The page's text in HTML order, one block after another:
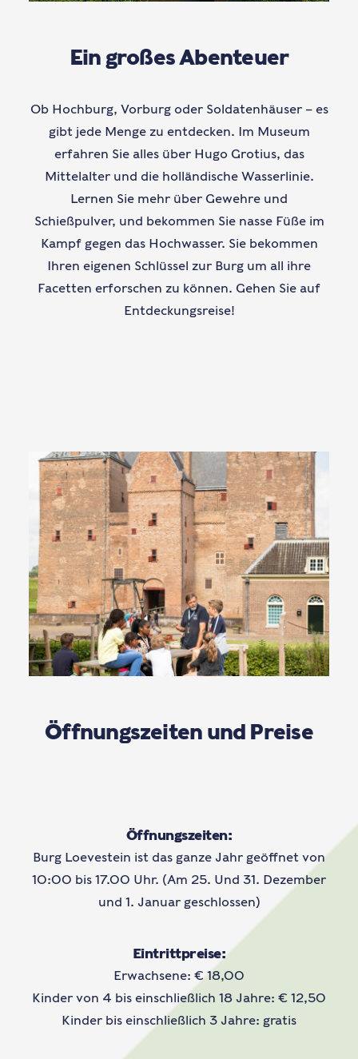
Ein großes Abenteuer
Ob Hochburg, Vorburg oder Soldatenhäuser – es
gibt jede Menge zu entdecken. Im Museum
erfahren Sie alles über Hugo Grotius, das
Mittelalter und die holländische Wasserlinie.
Lernen Sie mehr über Gewehre und
Schießpulver, und bekommen Sie nasse Füße im
Kampf gegen das Hochwasser. Sie bekommen
Ihren eigenen Schlüssel zur Burg um all ihre
Facetten erforschen zu können. Gehen Sie auf
Entdeckungsreise!
Öffnungszeiten und Preise
Öffnungszeiten:
Burg Loevestein ist das ganze Jahr geöffnet von
10:00 bis 17.00 Uhr. (Am 25. Und 31. Dezember
und 1. Januar geschlossen)
Eintrittpreise:
Erwachsene: € 18,00
Kinder von 4 bis einschließlich 18 Jahre: € 12,50
Kinder bis einschließlich 3 Jahre: gratis